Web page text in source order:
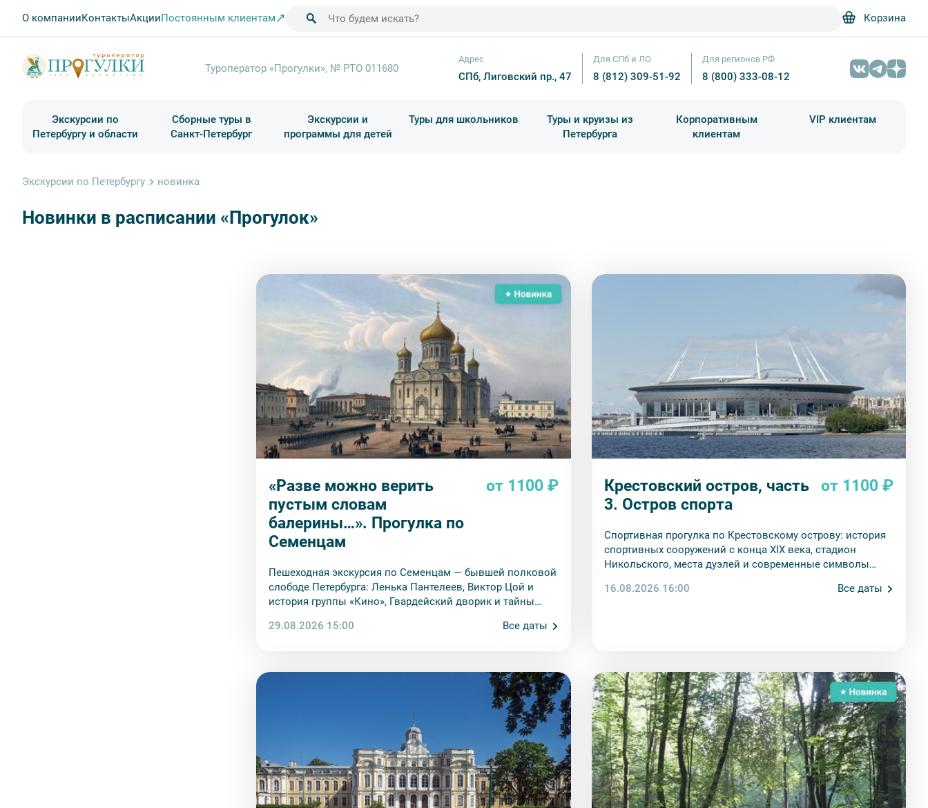
О компанииКонтактыАкцииПостоянным клиентам Корзина
Туроператор «Прогулки», № РТО 011680
Адрес
СПб, Лиговский пр., 47
Для СПб и ЛО
8 (812) 309-51-92
Для регионов РФ
8 (800) 333-08-12
Экскурсии по
Петербургу и области
Сборные туры в
Санкт-Петербург
Экскурсии и
программы для детей
Туры для школьников
Туры и круизы из
Петербурга
Корпоративным
клиентам
VIP клиентам
Экскурсии по Петербургу новинка
Новинки в расписании «Прогулок»
«Разве можно верить
пустым словам
балерины…». Прогулка по
Семенцам
от 1100 ₽
Пешеходная экскурсия по Семенцам — бывшей полковой
слободе Петербурга: Ленька Пантелеев, Виктор Цой и
история группы «Кино», Гвардейский дворик и тайны
29.08.2026 15:00 Все даты
Крестовский остров, часть
3. Остров спорта
от 1100 ₽
Спортивная прогулка по Крестовскому острову: история
спортивных сооружений с конца XIX века, стадион
Никольского, места дуэлей и современные символы
16.08.2026 16:00 Все даты